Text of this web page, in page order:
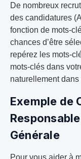
De nombreux
des candidatures
fonction de mots-
chances d’être
repérez les mots-
mots-clés dans
naturellement dans
Exemple de
Générale
Pour vous aider à